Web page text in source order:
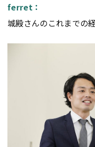
ferret：
城殿さんのこれまでの